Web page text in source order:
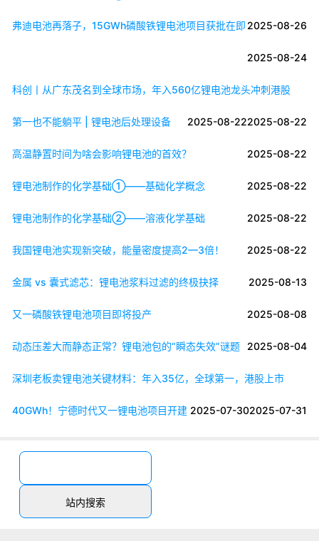
2025-08-26
弗迪电池再落子，15GWh磷酸铁锂电池项目获批在即
2025-08-24
科创丨从广东茂名到全球市场，年入560亿锂电池龙头冲刺港股
2025-08-22
第一也不能躺平 | 锂电池后处理设备 2025-08-22
高温静置时间为啥会影响锂电池的首效？ 2025-08-22
锂电池制作的化学基础①——基础化学概念 2025-08-22
锂电池制作的化学基础②——溶液化学基础 2025-08-22
我国锂电池实现新突破，能量密度提高2—3倍！ 2025-08-22
金属 vs 囊式滤芯：锂电池浆料过滤的终极抉择 2025-08-13
又一磷酸铁锂电池项目即将投产 2025-08-08
动态压差大而静态正常？锂电池包的“瞬态失效”谜题 2025-08-04
深圳老板卖锂电池关键材料：年入35亿，全球第一，港股上市
2025-07-31
40GWh！宁德时代又一锂电池项目开建 2025-07-30